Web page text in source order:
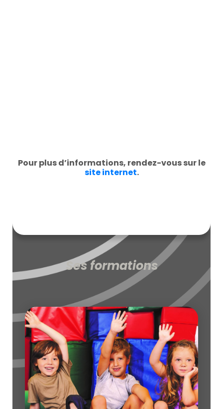
Pour plus d’informations, rendez-vous sur le
site internet.
Ses formations